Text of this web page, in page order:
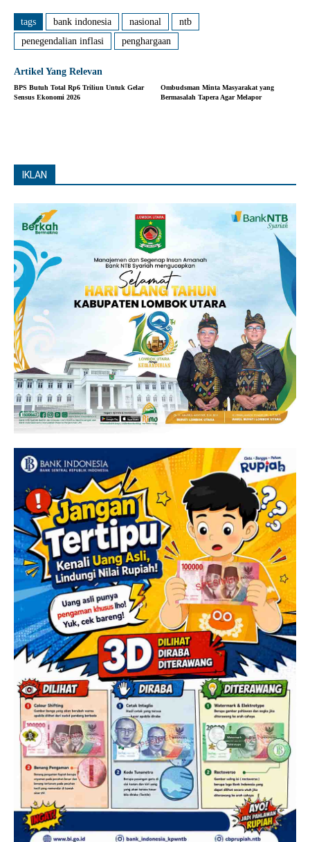
tags bank indonesia nasional
ntb
penegendalian inflasi
penghargaan
Artikel Yang Relevan
BPS Butuh Total Rp6 Triliun Untuk Gelar
Sensus Ekonomi 2026
Ombudsman Minta Masyarakat yang
Bermasalah Tapera Agar Melapor
IKLAN